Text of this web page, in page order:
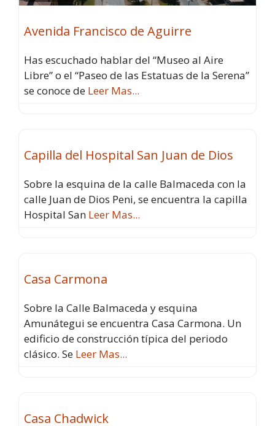
Avenida Francisco de Aguirre
Has escuchado hablar del “Museo al Aire
Libre” o el “Paseo de las Estatuas de la Serena”
se conoce de Leer Mas...
Capilla del Hospital San Juan de Dios
Sobre la esquina de la calle Balmaceda con la
calle Juan de Dios Peni, se encuentra la capilla
Hospital San Leer Mas...
Casa Carmona
Sobre la Calle Balmaceda y esquina
Amunátegui se encuentra Casa Carmona. Un
edificio de construcción típica del periodo
clásico. Se Leer Mas...
Casa Chadwick